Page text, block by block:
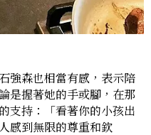
強森也相當有感，表示陪
是握著她的手或腳，在那
支持：「看著你的小孩出
感到無限的尊重和欽